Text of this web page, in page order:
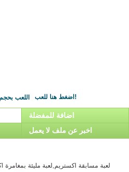
اضغط هنا للعب!
اضافة للمفضلة
اخبر عن ملف لا يعمل
لعبة مسابقة اكستريم,لعبة مليئة